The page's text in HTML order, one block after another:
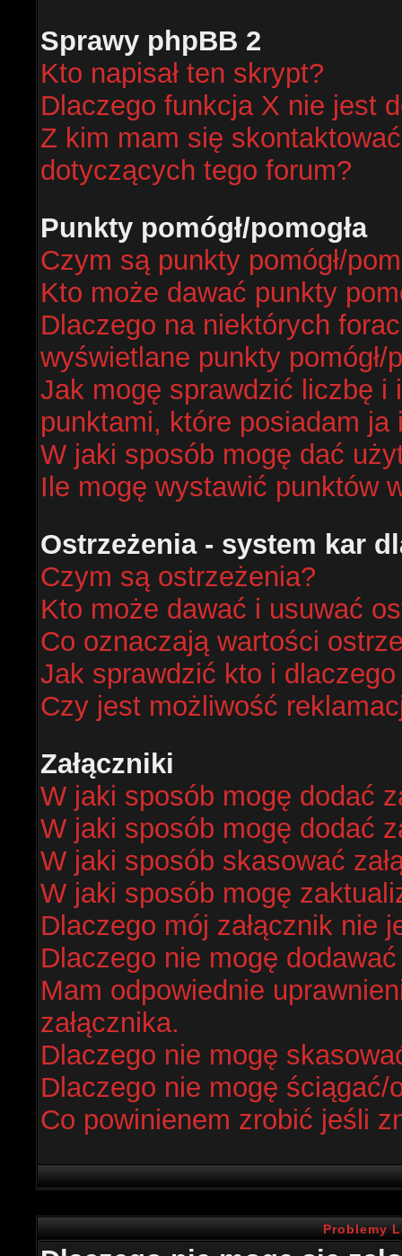
Sprawy phpBB 2
Kto napisał ten skrypt?
Dlaczego funkcja X nie jest
Z kim mam się
dotyczących tego forum?
Punkty pomógł/pomogła
Czym są punkty pomógł/
Kto może dawać punkty
Dlaczego na niektórych
wyświetlane punkty pomógł/
Jak mogę sprawdzić liczbę i
punktami, które posiadam
W jaki sposób mogę dać
Ile mogę wystawić punktów
Ostrzeżenia - system kar
Czym są ostrzeżenia?
Kto może dawać i usuwać
Co oznaczają wartości
Jak sprawdzić kto i dlaczego
Czy jest możliwość
Załączniki
W jaki sposób mogę dodać
W jaki sposób mogę dodać
W jaki sposób skasować
W jaki sposób mogę
Dlaczego mój załącznik nie
Dlaczego nie mogę dodawać
Mam odpowiednie
załącznika.
Dlaczego nie mogę
Dlaczego nie mogę ściągać/
Co powinienem zrobić jeśli
Problemy